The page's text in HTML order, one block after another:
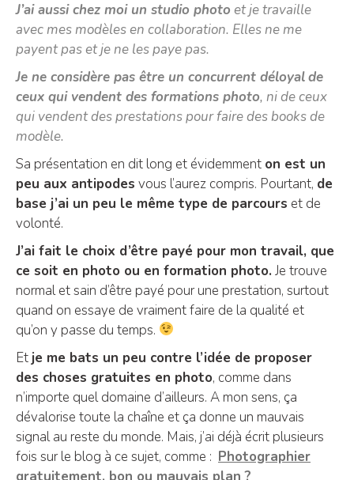
J’ai aussi chez moi un studio photo et je travaille
avec mes modèles en collaboration. Elles ne me
payent pas et je ne les paye pas.
Je ne considère pas être un concurrent déloyalde
ceux qui vendent des formations photo, ni de ceux
qui vendent des prestations pour faire des books de
modèle.
Sa présentation en dit long et évidemment on est un
peu aux antipodes vous l’aurez compris. Pourtant, de
base j’ai un peu le même type de parcours et de
volonté.
J’ai fait le choix d’être payé pour mon travail, que
ce soit en photo ou en formation photo. Je trouve
normal et sain d’être payé pour une prestation, surtout
quand on essaye de vraiment faire de la qualité et
qu’on y passe du temps.
Et je me bats un peu contre l’idée de proposer
des choses gratuites en photo, comme dans
n’importe quel domaine d’ailleurs. A mon sens, ça
dévalorise toute la chaîne et ça donne un mauvais
signal au reste du monde. Mais, j’ai déjà écrit plusieurs
fois sur le blog à ce sujet, comme : Photographier
gratuitement, bon ou mauvais plan ?